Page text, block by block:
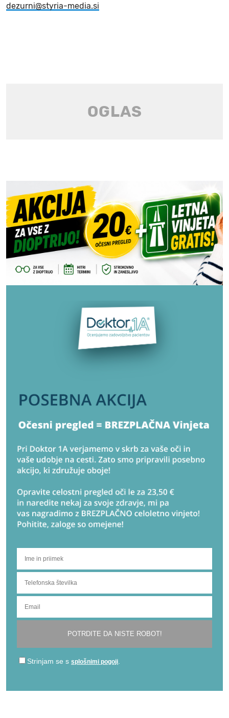
dezurni@styria-media.si